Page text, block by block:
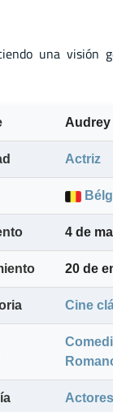
una visión
Actriz
4 de
20 de
Cine